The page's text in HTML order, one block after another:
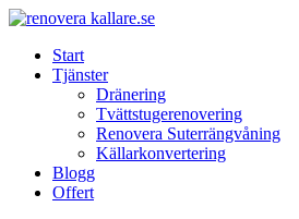
Skip
contentStart
Tjänster
Dränering
Tvättstugerenovering
Renovera Suterrängvåning
Källarkonvertering
Blogg
Offert